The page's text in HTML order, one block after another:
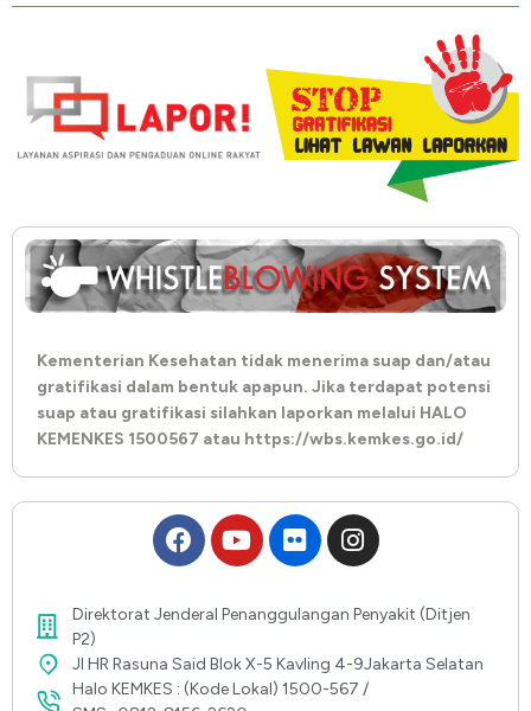
Kementerian Kesehatan tidak menerima suap dan/atau
gratifikasi dalam bentuk apapun. Jika terdapat potensi
suap atau gratifikasi silahkan laporkan melalui HALO
KEMENKES 1500567 atau https://wbs.kemkes.go.id/
Direktorat Jenderal Penanggulangan Penyakit (Ditjen
P2)
Jl HR Rasuna Said Blok X-5 Kavling 4-9Jakarta Selatan
Halo KEMKES : (Kode Lokal) 1500-567 /